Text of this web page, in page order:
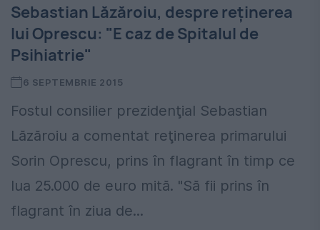
Sebastian Lăzăroiu, despre reţinerea
lui Oprescu: "E caz de Spitalul de
Psihiatrie"
6 SEPTEMBRIE 2015
Fostul consilier prezidenţial Sebastian
Lăzăroiu a comentat reţinerea primarului
Sorin Oprescu, prins în flagrant în timp ce
lua 25.000 de euro mită. "Să fii prins în
flagrant în ziua de...